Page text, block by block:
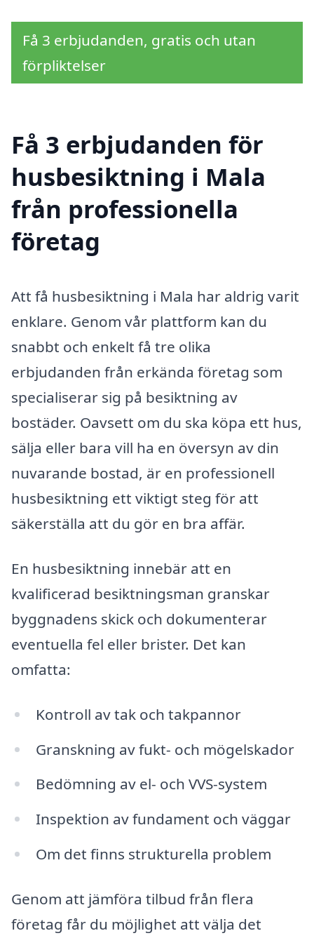
Få 3 erbjudanden, gratis och utan
förpliktelser
Få 3 erbjudanden för
husbesiktning i Mala
från professionella
företag
Att få husbesiktning i Mala har aldrig varit
enklare. Genom vår plattform kan du
snabbt och enkelt få tre olika
erbjudanden från erkända företag som
specialiserar sig på besiktning av
bostäder. Oavsett om du ska köpa ett hus,
sälja eller bara vill ha en översyn av din
nuvarande bostad, är en professionell
husbesiktning ett viktigt steg för att
säkerställa att du gör en bra affär.
En husbesiktning innebär att en
kvalificerad besiktningsman granskar
byggnadens skick och dokumenterar
eventuella fel eller brister. Det kan
omfatta:
Kontroll av tak och takpannor
Granskning av fukt- och mögelskador
Bedömning av el- och VVS-system
Inspektion av fundament och väggar
Om det finns strukturella problem
Genom att jämföra tilbud från flera
företag får du möjlighet att välja det